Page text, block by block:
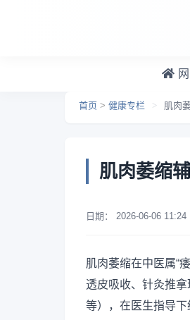
首页 > 健康专栏 > 肌肉
肌肉萎缩
日期： 2026-06-06 11:24
肌肉萎缩在中医属“
透皮吸收、针灸推
等），在医生指导